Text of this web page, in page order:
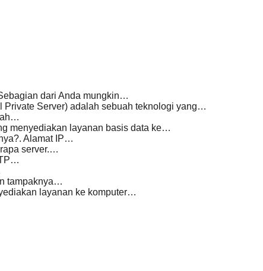
dari Anda mungkin…
Private Server) adalah sebuah teknologi yang…
menyediakan layanan basis data ke…
Alamat IP…
server.…
tampaknya…
layanan ke komputer…